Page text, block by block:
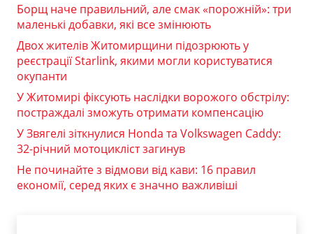
Борщ наче правильний, але смак «порожній»: три
маленькі добавки, які все змінюють
Двох жителів Житомирщини підозрюють у
реєстрації Starlink, якими могли користуватися
окупанти
У Житомирі фіксують наслідки ворожого обстрілу:
постраждалі зможуть отримати компенсацію
У Звягелі зіткнулися Honda та Volkswagen Caddy:
32-річний мотоцикліст загинув
Не починайте з відмови від кави: 16 правил
економії, серед яких є значно важливіші